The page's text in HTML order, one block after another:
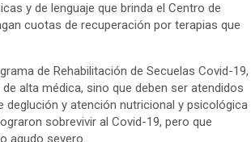
y de lenguaje que brinda el Centro de
cuotas de recuperación por terapias que
de Rehabilitación de Secuelas Covid-19,
alta médica, sino que deben ser atendidos
deglución y atención nutricional y psicológica
sobrevivir al Covid-19, pero que
agudo severo.